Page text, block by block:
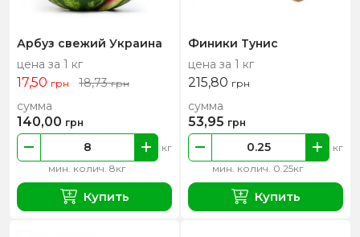
Арбуз свежий Украина
цена за 1 кг
17,50 грн 18,73грн
мин. колич. 8кг
кг
сумма
140,00 грн
Купить
Финики Тунис
цена за 1 кг
215,80 грн
мин. колич. 0.25кг
кг
сумма
53,95 грн
Купить